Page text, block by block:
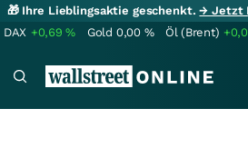
🎁 Ihre Lieblingsaktie geschenkt.→ Jetzt
DAX +0,69% Gold 0,00 % Öl (Brent)